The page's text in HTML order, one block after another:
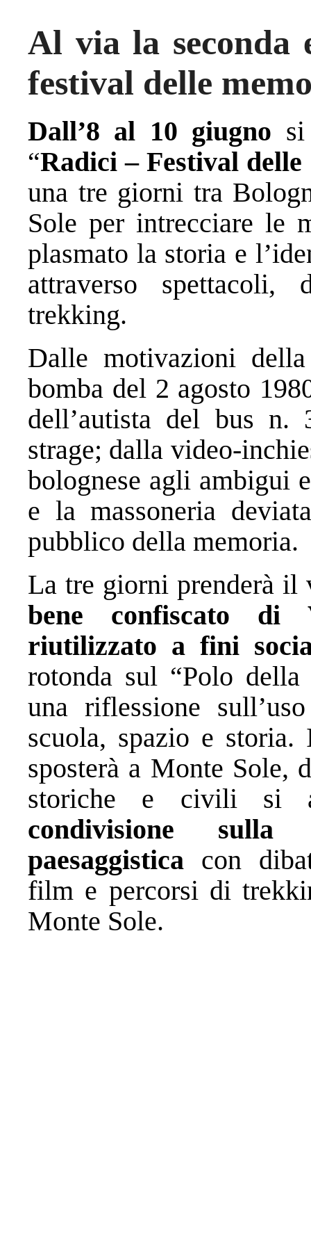
Al via la seconda
festival delle
Dall’8 al 10 giugno
“Radici – Festival
una tre giorni tra
Sole per intrecciare le
plasmato la storia e
attraverso spettacoli,
trekking.
Dalle motivazioni
bomba del 2 agosto
dell’autista del bus
strage; dalla video-
bolognese agli ambigui
e la massoneria
pubblico della memoria.
La tre giorni prenderà
bene confiscato di
riutilizzato a fini
rotonda sul “Polo
una riflessione
scuola, spazio e
sposterà a Monte Sole,
storiche e civili si
condivisione
paesaggistica con
film e percorsi di
Monte Sole.